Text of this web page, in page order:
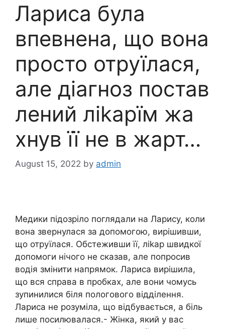
Лариса була
впевнена, що вона
просто отруїлася,
але діагноз постав
лений ліkарїм жа
хнув її не в жарт…
August 15, 2022 by admin
Медики підозріло поглядали на Ларису, коли
вона звернулася за допомогою, вирішивши,
що отруїлася. Обстеживши її, ліkар швидкої
допомоги нічого не сказав, але попросив
водія змінити напрямок. Лариса вирішила,
що вся справа в пробках, але вони чомусь
зупинилися біля пологового відділення.
Лариса не розуміла, що відбувається, а біль
лише посилювалася.- Жінка, який у вас